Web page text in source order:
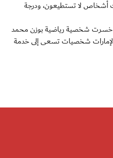
أشخاص لا تستطيعون، ودرجة
خسرت شخصية رياضية بوزن محمد
شخصيات تسعى إلى خدمة